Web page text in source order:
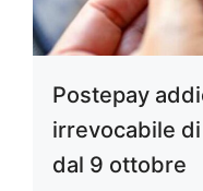
Postepay
irrevocabile
dal 9 ottobre